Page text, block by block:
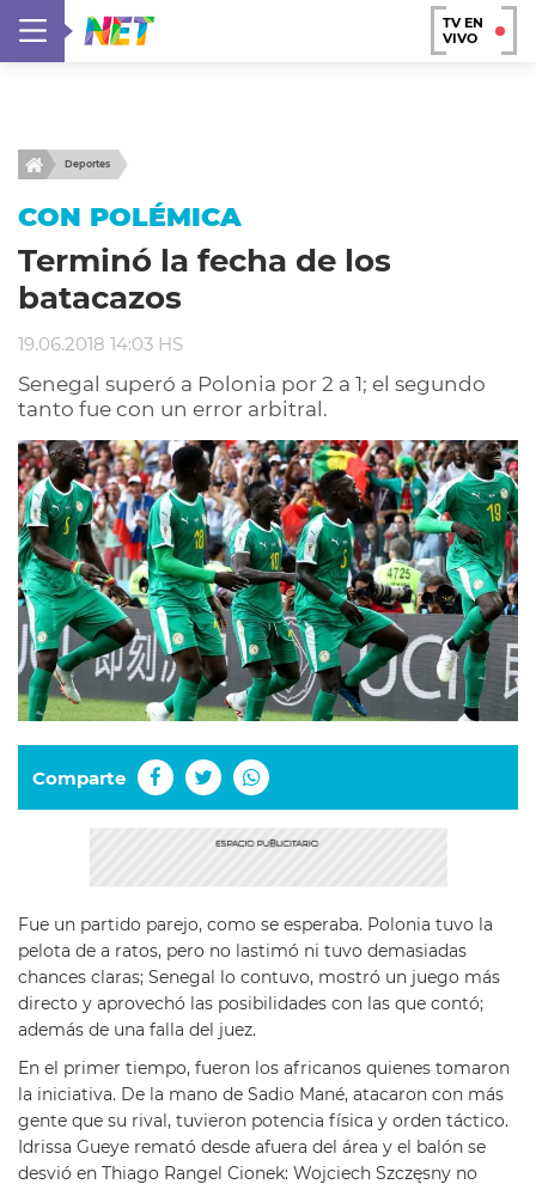
TV EN
VIVO
Deportes
CON POLÉMICA
Terminó la fecha de los
batacazos
19.06.2018 14:03 HS
Senegal superó a Polonia por 2 a 1; el segundo
tanto fue con un error arbitral.
Comparte
Fue un partido parejo, como se esperaba. Polonia tuvo la
pelota de a ratos, pero no lastimó ni tuvo demasiadas
chances claras; Senegal lo contuvo, mostró un juego más
directo y aprovechó las posibilidades con las que contó;
además de una falla del juez.
En el primer tiempo, fueron los africanos quienes tomaron
la iniciativa. De la mano de Sadio Mané, atacaron con más
gente que su rival, tuvieron potencia física y orden táctico.
Idrissa Gueye remató desde afuera del área y el balón se
desvió en Thiago Rangel Cionek: Wojciech Szczęsny no